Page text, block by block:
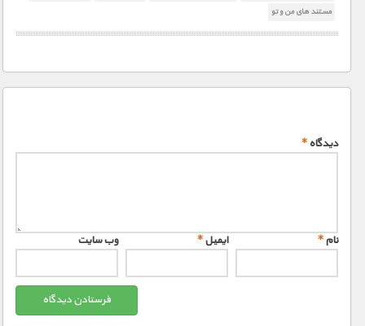
مستند های من و تو
دیدگاه*
نام* ایمیل* وب‌ سایت